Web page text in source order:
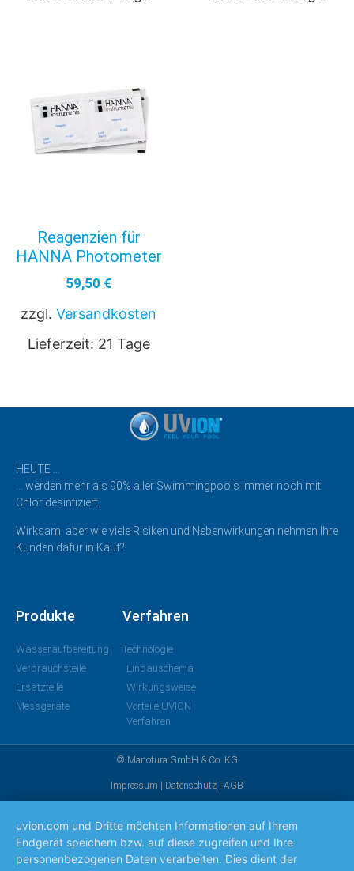
Reagenzien für
HANNA Photometer
59,50 €
zzgl. Versandkosten
Lieferzeit: 21 Tage
HEUTE …
… werden mehr als 90% aller Swimmingpools immer noch mit
Chlor desinfiziert.
Wirksam, aber wie viele Risiken und Nebenwirkungen nehmen Ihre
Kunden dafür in Kauf?
Produkte
Wasseraufbereitung
Verbrauchsteile
Ersatzteile
Messgeräte
Verfahren
Technologie
Einbauschema
Wirkungsweise
Vorteile UVION
Verfahren
© Manotura GmbH & Co. KG
Impressum Datenschutz AGB
uvion.com und Dritte möchten Informationen auf Ihrem
Endgerät speichern bzw. auf diese zugreifen und Ihre
personenbezogenen Daten verarbeiten. Dies dient der